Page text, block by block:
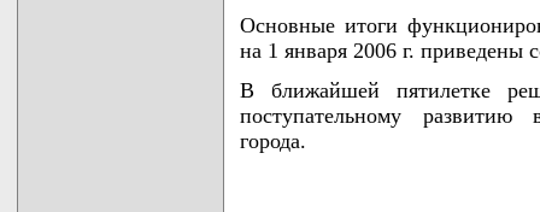
Основные итоги
на 1 января 2006 г. приведены
В ближайшей пятилетке
поступательному развитию
города.